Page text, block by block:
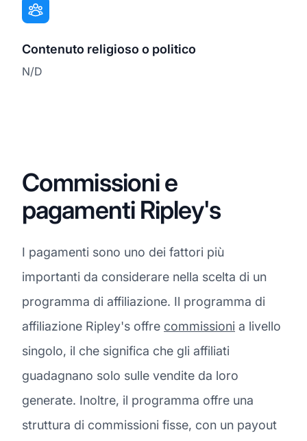
Contenuto religioso o politico
N/D
Commissioni e
pagamenti Ripley's
I pagamenti sono uno dei fattori più
importanti da considerare nella scelta di un
programma di affiliazione. Il programma di
affiliazione Ripley's offre commissioni a livello
singolo, il che significa che gli affiliati
guadagnano solo sulle vendite da loro
generate. Inoltre, il programma offre una
struttura di commissioni fisse, con un payout